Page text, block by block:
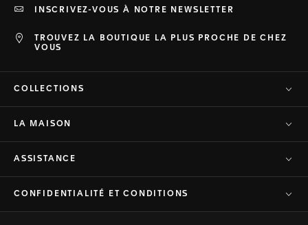
TROUVEZ LA BOUTIQUE LA PLUS PROCHE DE CHEZ
VOUS
INSCRIVEZ-VOUS À NOTRE NEWSLETTER
COLLECTIONS
LA MAISON
ASSISTANCE
CONFIDENTIALITÉ ET CONDITIONS